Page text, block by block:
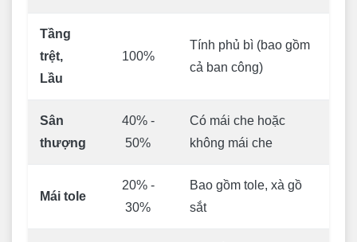
Tầng
trệt,
Lầu
100%
Tính phủ bì (bao gồm
cả ban công)
Sân
thượng
40% -
50%
Có mái che hoặc
không mái che
Mái tole
20% -
30%
Bao gồm tole, xà gồ
sắt